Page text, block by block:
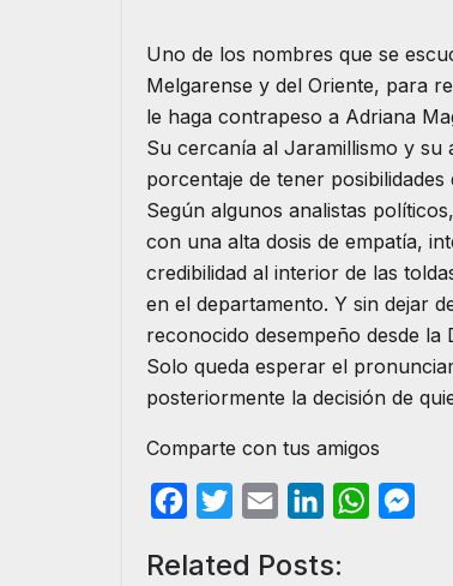
Uno de los nombres que se
Melgarense y del Oriente, para
le haga contrapeso a Adriana
Su cercanía al Jaramillismo y su
porcentaje de tener
Según algunos analistas
con una alta dosis de empatía,
credibilidad al interior de las
en el departamento. Y sin dejar
reconocido desempeño desde
Solo queda esperar el
posteriormente la decisión de
Comparte con tus amigos
c
i
a
n
W
Related Posts: